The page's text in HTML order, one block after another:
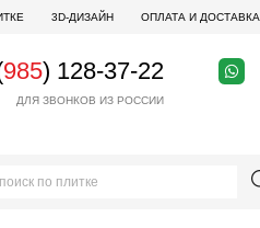
3D-ДИЗАЙН ОПЛАТА И ДОСТАВКА
985) 128-37-22
ДЛЯ ЗВОНКОВ ИЗ РОССИИ